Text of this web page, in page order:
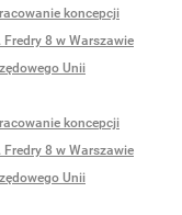
koncepcji
8 w Warszawie
Unii
koncepcji
8 w Warszawie
Unii